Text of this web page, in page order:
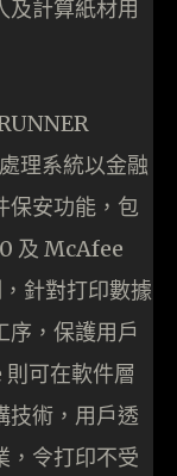
及計算紙材用
理系統以金融
保安功能，包
及 McAfee
針對打印數據
序，保護用戶
可在軟件層
技術，用戶透
，令打印不受